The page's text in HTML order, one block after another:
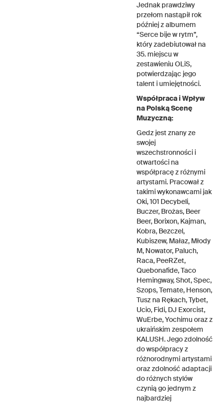
Jednak prawdziwy
przełom nastąpił rok
później z albumem
“Serce bije w rytm”,
który zadebiutował na
35. miejscu w
zestawieniu OLiS,
potwierdzając jego
talent i umiejętności.
Współpraca i Wpływ
na Polską Scenę
Muzyczną:
Gedz jest znany ze
swojej
wszechstronności i
otwartości na
współpracę z różnymi
artystami. Pracował z
takimi wykonawcami jak
Oki, 101 Decybeli,
Buczer, Brożas, Beer
Beer, Borixon, Kajman,
Kobra, Bezczel,
Kubiszew, Małaz, Młody
M, Nowator, Paluch,
Raca, PeeRZet,
Quebonafide, Taco
Hemingway, Shot, Spec,
Szops, Temate, Henson,
Tusz na Rękach, Tybet,
Ucio, Fidi, DJ Exorcist,
WuErbe, Yochimu oraz z
ukraińskim zespołem
KALUSH. Jego zdolność
do współpracy z
różnorodnymi artystami
oraz zdolność adaptacji
do różnych stylów
czynią go jednym z
najbardziej